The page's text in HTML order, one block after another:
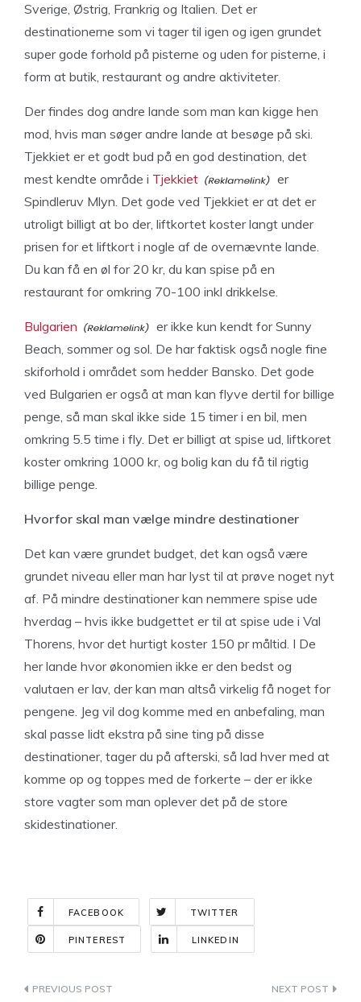
Sverige, Østrig, Frankrig og Italien. Det er
destinationerne som vi tager til igen og igen grundet
super gode forhold på pisterne og uden for pisterne, i
form at butik, restaurant og andre aktiviteter.
Der findes dog andre lande som man kan kigge hen
mod, hvis man søger andre lande at besøge på ski.
Tjekkiet er et godt bud på en god destination, det
mest kendte område i Tjekkiet
er
Spindleruv Mlyn. Det gode ved Tjekkiet er at det er
utroligt billigt at bo der, liftkortet koster langt under
prisen for et liftkort i nogle af de overnævnte lande.
Du kan få en øl for 20 kr, du kan spise på en
restaurant for omkring 70-100 inkl drikkelse.
Bulgarien
er ikke kun kendt for Sunny
Beach, sommer og sol. De har faktisk også nogle fine
skiforhold i området som hedder Bansko. Det gode
ved Bulgarien er også at man kan flyve dertil for billige
penge, så man skal ikke side 15 timer i en bil, men
omkring 5.5 time i fly. Det er billigt at spise ud, liftkoret
koster omkring 1000 kr, og bolig kan du få til rigtig
billige penge.
Hvorfor skal man vælge mindre destinationer
Det kan være grundet budget, det kan også være
grundet niveau eller man har lyst til at prøve noget nyt
af. På mindre destinationer kan nemmere spise ude
hverdag – hvis ikke budgettet er til at spise ude i Val
Thorens, hvor det hurtigt koster 150 pr måltid. I De
her lande hvor økonomien ikke er den bedst og
valutaen er lav, der kan man altså virkelig få noget for
pengene. Jeg vil dog komme med en anbefaling, man
skal passe lidt ekstra på sine ting på disse
destinationer, tager du på afterski, så lad hver med at
komme op og toppes med de forkerte – der er ikke
store vagter som man oplever det på de store
skidestinationer.
FACEBOOK TWITTER
PINTEREST LINKEDIN
Indlægsnavigation